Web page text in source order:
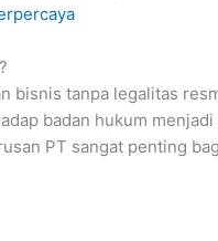
bisnis tanpa legalitas
badan hukum
PT sangat penting